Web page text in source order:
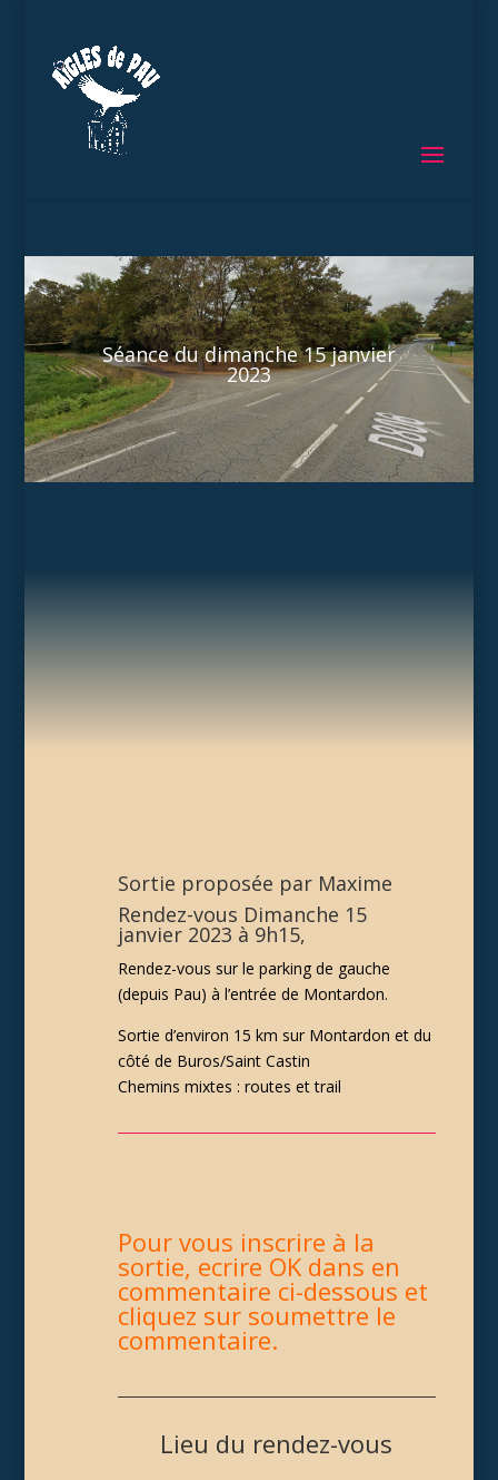
Séance du dimanche 15 janvier
2023
Sortie proposée par Maxime
Rendez-vous Dimanche 15
janvier 2023 à 9h15,
Rendez-vous sur le parking de gauche
(depuis Pau) à l’entrée de Montardon.
Sortie d’environ 15 km sur Montardon et du
côté de Buros/Saint Castin
Chemins mixtes : routes et trail
Pour vous inscrire à la
sortie, ecrire OK dans en
commentaire ci-dessous et
cliquez sur soumettre le
commentaire.
Lieu du rendez-vous